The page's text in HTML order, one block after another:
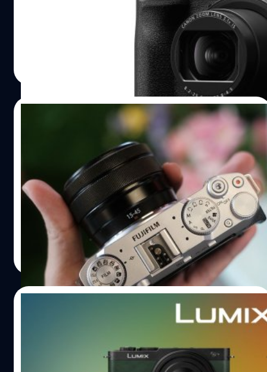
V1' ที่รอบนี้มาพร้อมกับเซนเซอร์ที่ใหญ่ขึ้นในขนาดกะทัดรัด
ช่วงซูมครอบคลุมระยะเทียบเท่า 16-50mm F2.8-4.5 รองรับ
4K 60p มีกันสั่นในตัว แถมด้วย ND filter ถึง 3 สต็อป และ
พัดลมระบายความร้อนภายในบอดี้ ทั้งหมดที่กล่าวมานี่เรียกว่า
ตอบโจทย์ชาวคอนเทนต์ครีเอเตอร์สุด ๆ ! สำหรับซีรีส์
PowerShot V 'V' ย่อมาจาก "video-first" หรือเน้นวิดีโอนั้น
เองครับ กับหัวใจหลักขับเคลื่อนด้วยเซนเซอร์แบบใหม่ขนาด
Type 1.4 (18.4 x 12.3mm) ความละเอียด 22 ล้านพิกเซล (ถ้า
คิดภาพไม่ออกขนาดจะใกล้เคียงกับ Micro Four Thirds แต่มี
ความยาวที่มากกว่าแต่ยังสูงไม่เท่า M4/3 อัตราส่วน 4:3 แต่
Type 1.4 อัตราส่วน 3:2) เนื่องจากเน้นที่วิดีโอเป็นหลักตัว
กล้องเลยไม่จำเป็นต้องมีช่องมองภาพ…
สัมผัสแรก ! FUJIFILM X-M5 กล้องมิเรอร์เลส
จิ๋ว สเปกแรง พร้อมอีเวนต์พิเศษ 22-24 พ.ย.
ณ Lido Connect
22 พฤศจิกายน Fujifilm Thailand ได้เปิดตัว 'FUJIFILM X-
M5' กล้องมิเรอร์เลสตัวจิ๋วแต่สเปกบอกเลยว่าไม่ธรรมดาใน
ประเทศไทย กับกิจกรรมสุดพิเศษให้ชาวฟูจิได้มาร่วมทดลอง
เจ้า X-M5 แถมมีไอเทมสำหรับผู้มาร่วมงานให้ติดไม้ติดมือ
กลับทั้ง พวงกุญแจ D.I.Y สุดเก๋ และสายคล้องกล้อง D.I.Y ให้
เอากลับบ้านกันไปอีกด้วย ณ Lido Connect 22-24
พฤศจิกายน 2567 นี้ ! ราคา FUJIFILM X-M5 สัมผัสแรก
FUJIFILM X-M5 กล้องจิ๋ว สเปกแจ่ม ราคาเป็นมิตร สำหรับ
ความรู้สึกหลังได้จับเจ้า X-M5 เป็นครั้งแรกต้องบอกว่าเป็น
กล้องที่ตัวเล็กกะทัดรัดมาก ๆ ครับ บอดี้อย่างเดียวเล็กกว่าฝา
มือเสียอีก ในขณะที่วัสดุดูแน่นหนาพรีเมียมทีเดียวแม้จะมี
เด่นสะดุดตาถอดแบบมาจากรุ่นพี่ X-T50 ปรับเปลี่ยนอารมณ์
ของภาพด้วยสีฟิล์มได้อย่างรวดเร็วก็ถูกใส่มาให้ในรุ่นนี้
บดินทร์ ตันวิเชียร | 623 days ago
Read More
เปิดตัว Panasonic Lumix S9 กล้องฟูลเฟรม
สายคอนเทนต์ จบหลังกล้องด้วย Real-Time
LUT ใช้ได้ทั้งภาพนิ่ง/วิดีโอ